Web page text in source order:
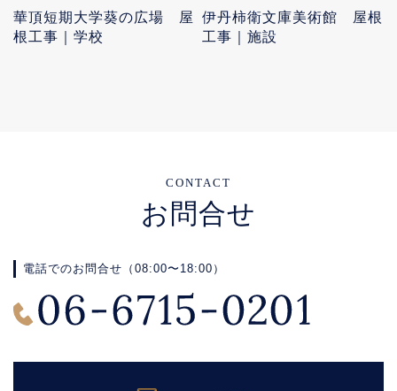
華頂短期大学葵の広場 屋
根工事｜学校
伊丹柿衛文庫美術館 屋根
工事｜施設
CONTACT
お問合せ
電話でのお問合せ（08:00〜18:00）